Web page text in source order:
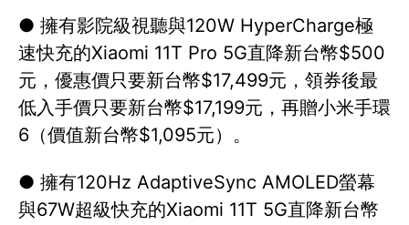
● 擁有影院級視聽與120W HyperCharge極
速快充的Xiaomi 11T Pro 5G直降新台幣$500
元，優惠價只要新台幣$17,499元，領券後最
低入手價只要新台幣$17,199元，再贈小米手環
6（價值新台幣$1,095元）。
● 擁有120Hz AdaptiveSync AMOLED螢幕
與67W超級快充的Xiaomi 11T 5G直降新台幣